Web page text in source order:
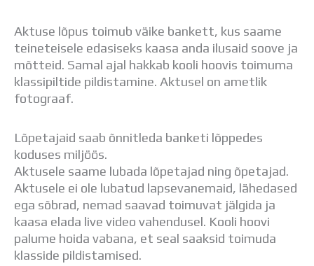
Distantsõpe
Kodukord
Projektid
ÜLDINFO
Sisseastumine
Dokumendid
Uudised
Lapsevanemale
Vilistlastele
Toitlustamine
Virtuaaltuur
Õpilasesindus
Kontaktid
Aktuse lõpus toimub väike bankett, kus saame
teineteisele edasiseks kaasa anda ilusaid soove ja
mõtteid. Samal ajal hakkab kooli hoovis toimuma
klassipiltide pildistamine. Aktusel on ametlik
fotograaf.
Lõpetajaid saab õnnitleda banketi lõppedes
koduses miljöös.
Aktusele saame lubada lõpetajad ning õpetajad.
Aktusele ei ole lubatud lapsevanemaid, lähedased
ega sõbrad, nemad saavad toimuvat jälgida ja
kaasa elada live video vahendusel. Kooli hoovi
palume hoida vabana, et seal saaksid toimuda
klasside pildistamised.